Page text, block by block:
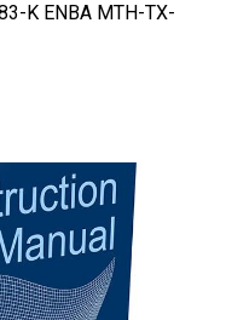
K ENBA MTH-TX-